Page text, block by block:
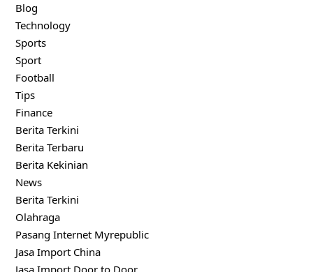
Blog
Technology
Sports
Sport
Football
Tips
Finance
Berita Terkini
Berita Terbaru
Berita Kekinian
News
Berita Terkini
Olahraga
Pasang Internet Myrepublic
Jasa Import China